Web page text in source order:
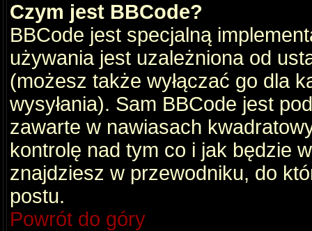
Czym jest BBCode?
BBCode jest specjalną
używania jest uzależniona od
(możesz także wyłączać go dla
wysyłania). Sam BBCode jest
zawarte w nawiasach
kontrolę nad tym co i jak będzie
znajdziesz w przewodniku, do
postu.
Powrót do góry